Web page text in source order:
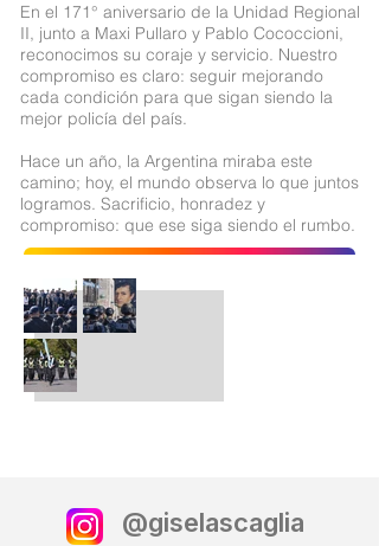
En el 171° aniversario de la Unidad Regional
II, junto a Maxi Pullaro y Pablo Cococcioni,
reconocimos su coraje y servicio. Nuestro
compromiso es claro: seguir mejorando
cada condición para que sigan siendo la
mejor policía del país.
Hace un año, la Argentina miraba este
camino; hoy, el mundo observa lo que juntos
logramos. Sacrificio, honradez y
compromiso: que ese siga siendo el rumbo.
@giselascaglia